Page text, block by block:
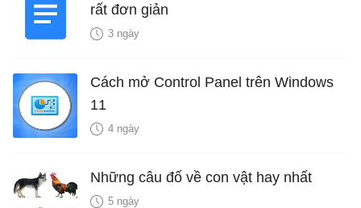
rất đơn giản
3 ngày
Cách mở Control Panel trên Windows
11
4 ngày
Những câu đố về con vật hay nhất
5 ngày